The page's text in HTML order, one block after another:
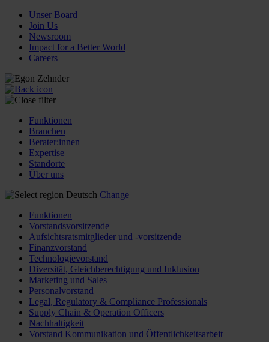
Unser Board
Join Us
Newsroom
Impact for a Better World
Careers
Funktionen
Branchen
Berater:innen
Expertise
Standorte
Über uns
Deutsch Change
Funktionen
Vorstandsvorsitzende
Aufsichtsratsmitglieder und -vorsitzende
Finanzvorstand
Technologievorstand
Diversität, Gleichberechtigung und Inklusion
Marketing und Sales
Personalvorstand
Legal, Regulatory & Compliance Professionals
Supply Chain & Operation Officers
Nachhaltigkeit
Vorstand Kommunikation und Öffentlichkeitsarbeit